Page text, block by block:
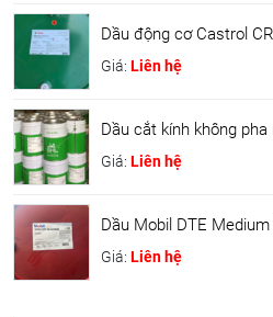
Dầu động cơ Castrol
Giá: Liên hệ
Dầu cắt kính không
Giá: Liên hệ
Dầu Mobil DTE Medium
Giá: Liên hệ